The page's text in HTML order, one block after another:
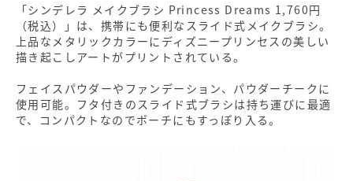
「シンデレラ メイクブラシ Princess Dreams 1,760円
（税込）」は、携帯にも便利なスライド式メイクブラシ。
上品なメタリックカラーにディズニープリンセスの美しい
描き起こしアートがプリントされている。
フェイスパウダーやファンデーション、パウダーチークに
使用可能。フタ付きのスライド式ブラシは持ち運びに最適
で、コンパクトなのでポーチにもすっぽり入る。